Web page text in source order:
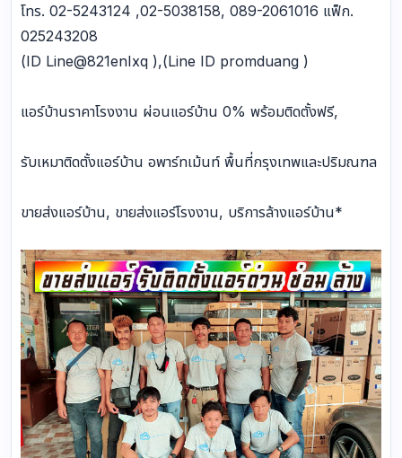
โทร. 02-5243124 ,02-5038158, 089-2061016 แฟ็ก.
025243208
(ID Line@821enIxq ),(Line ID promduang )
แอร์บ้านราคาโรงงาน ผ่อนแอร์บ้าน 0% พร้อมติดตั้งฟรี,
รับเหมาติดตั้งแอร์บ้าน อพาร์ทเม้นท์ พื้นที่กรุงเทพและปริมณฑล
ขายส่งแอร์บ้าน, ขายส่งแอร์โรงงาน, บริการล้างแอร์บ้าน*